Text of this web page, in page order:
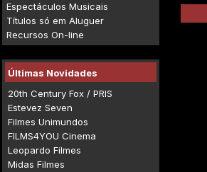
Espectáculos Musicais
Títulos só em Aluguer
Recursos On-line
Últimas Novidades
20th Century Fox / PRIS
Estevez Seven
Filmes Unimundos
FILMS4YOU Cinema
Leopardo Filmes
Midas Filmes